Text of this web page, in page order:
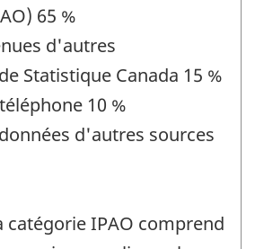
65 %
d'autres
Statistique Canada 15 %
10 %
d'autres sources
catégorie IPAO comprend